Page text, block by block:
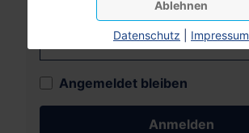
Angemeldet bleiben
Anmelden
Ablehnen
Datenschutz Impressum